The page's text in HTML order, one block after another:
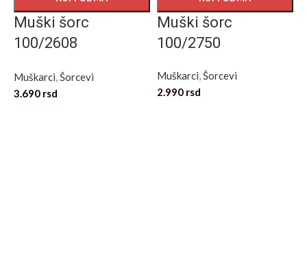
Muški šorc
100/2608
Muškarci,Šorcevi
3.690 rsd
Muški šorc
100/2750
Muškarci,Šorcevi
2.990 rsd